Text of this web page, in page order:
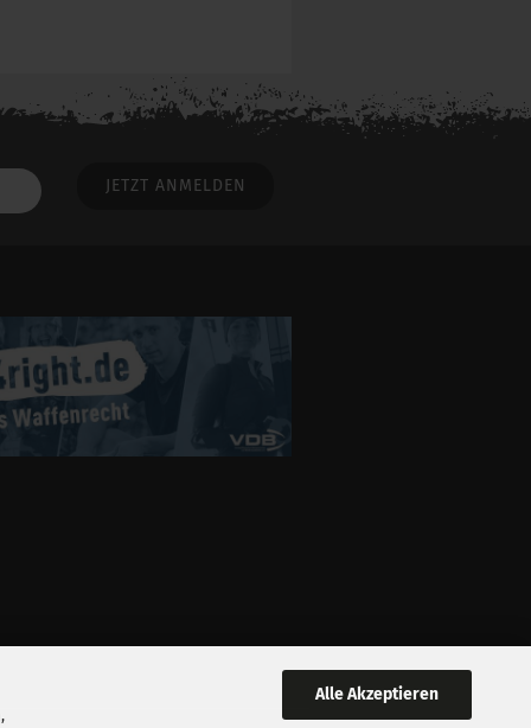
Alle Akzeptieren